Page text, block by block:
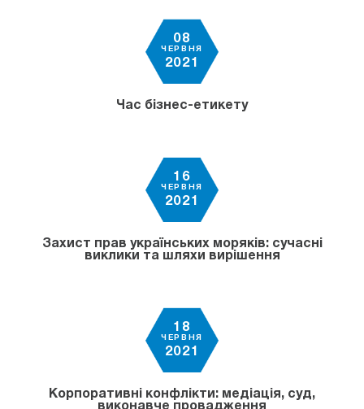
08
ЧЕРВНЯ
2021
Час бізнес-етикету
16
ЧЕРВНЯ
2021
Захист прав українських моряків: сучасні
виклики та шляхи вирішення
18
ЧЕРВНЯ
2021
Корпоративні конфлікти: медіація, суд,